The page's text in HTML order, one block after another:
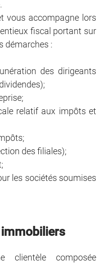
vous accompagne lors
fiscal portant sur
démarches :
des dirigeants
relatif aux impôts et
des filiales);
les sociétés soumises
clientèle composée